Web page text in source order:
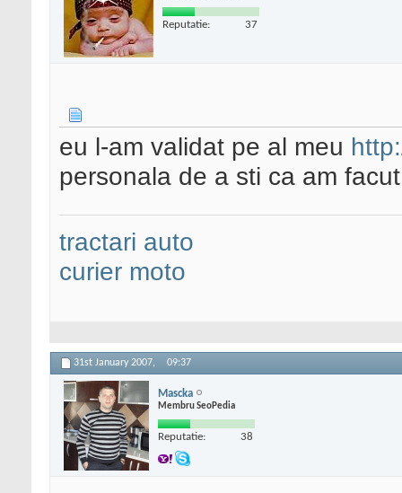
Reputatie: 37
eu l-am validat pe al meu
personala de a sti ca am
tractari auto
curier moto
31st January 2007, 09:37
Mascka
Membru SeoPedia
Reputatie: 38